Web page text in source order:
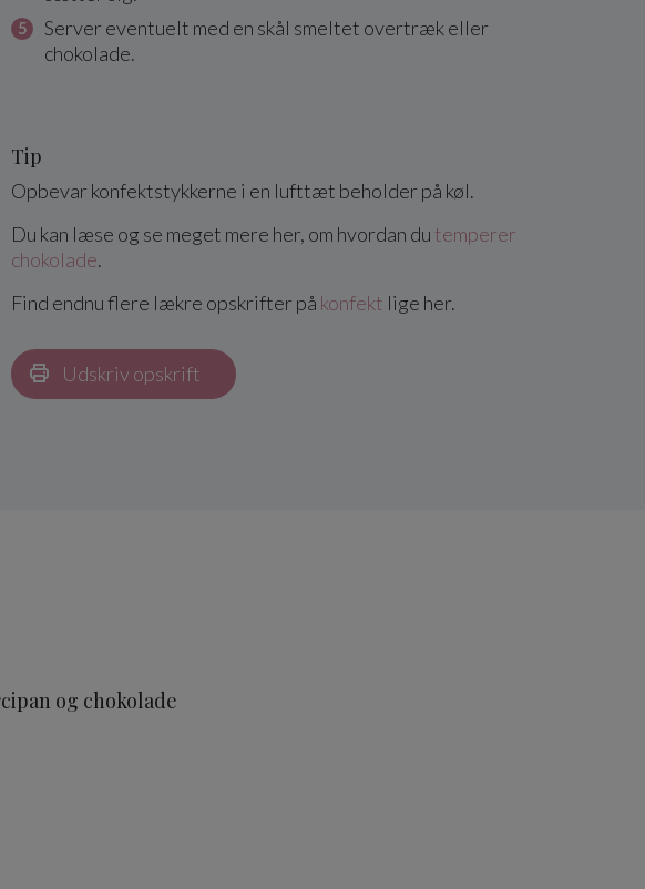
Server eventuelt med en skål smeltet overtræk eller
chokolade.
Tip
Opbevar konfektstykkerne i en lufttæt beholder på køl.
Du kan læse og se meget mere her, om hvordan du temperer
chokolade.
Find endnu flere lækre opskrifter på konfekt lige her.
Udskriv opskrift
og chokolade